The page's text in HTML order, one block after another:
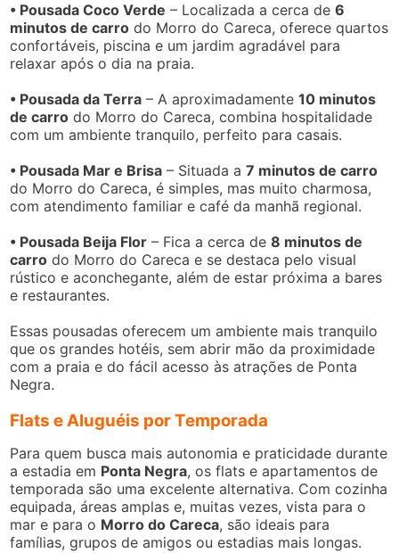
• Pousada Coco Verde – Localizada a cerca de6
minutos de carro do Morro do Careca, oferece quartos
confortáveis, piscina e um jardim agradável para
relaxar após o dia na praia.
• Pousada da Terra – A aproximadamente10 minutos
de carro do Morro do Careca, combina hospitalidade
com um ambiente tranquilo, perfeito para casais.
• Pousada Mar e Brisa – Situada a7 minutos de carro
do Morro do Careca, é simples, mas muito charmosa,
com atendimento familiar e café da manhã regional.
• Pousada Beija Flor – Fica a cerca de8 minutos de
carro do Morro do Careca e se destaca pelo visual
rústico e aconchegante, além de estar próxima a bares
e restaurantes.
Essas pousadas oferecem um ambiente mais tranquilo
que os grandes hotéis, sem abrir mão da proximidade
com a praia e do fácil acesso às atrações de Ponta
Negra.
Flats e Aluguéis por Temporada
Para quem busca mais autonomia e praticidade durante
a estadia em Ponta Negra, os flats e apartamentos de
temporada são uma excelente alternativa. Com cozinha
equipada, áreas amplas e, muitas vezes, vista para o
mar e para o Morro do Careca, são ideais para
famílias, grupos de amigos ou estadias mais longas.